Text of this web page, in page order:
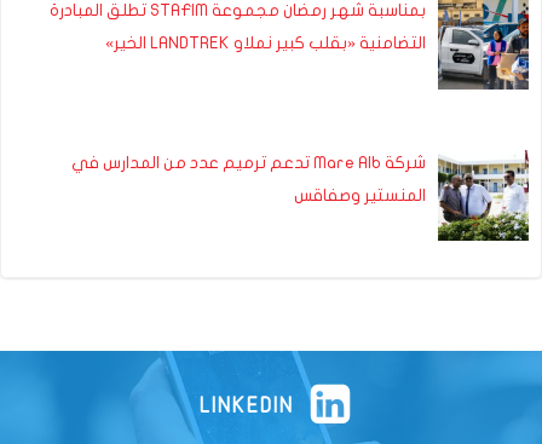
بمناسبة شهر رمضان مجموعة STAFIM تطلق المبادرة
التضامنية «بقلب كبير نملاو LANDTREK الخير»
شركة Mare Alb تدعم ترميم عدد من المدارس في
المنستير وصفاقس
LINKEDIN